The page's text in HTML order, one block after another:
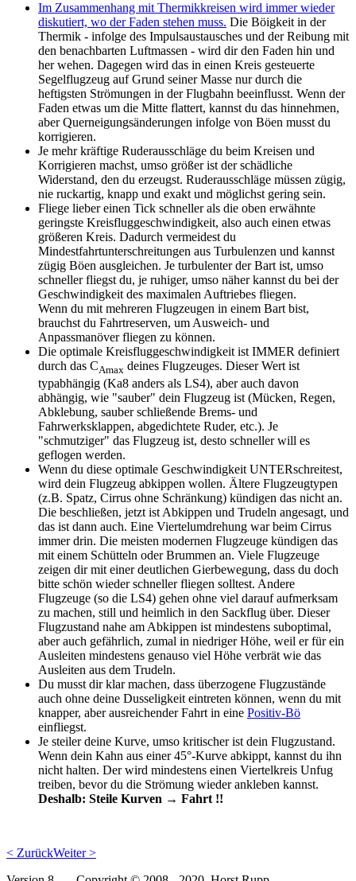
Im Zusammenhang mit Thermikkreisen wird immer wieder
diskutiert, wo der Faden stehen muss. Die Böigkeit in der
Thermik - infolge des Impulsaustausches und der Reibung mit
den benachbarten Luftmassen - wird dir den Faden hin und
her wehen. Dagegen wird das in einen Kreis gesteuerte
Segelflugzeug auf Grund seiner Masse nur durch die
heftigsten Strömungen in der Flugbahn beeinflusst. Wenn der
Faden etwas um die Mitte flattert, kannst du das hinnehmen,
aber Querneigungsänderungen infolge von Böen musst du
korrigieren.
Je mehr kräftige Ruderausschläge du beim Kreisen und
Korrigieren machst, umso größer ist der schädliche
Widerstand, den du erzeugst. Ruderausschläge müssen zügig,
nie ruckartig, knapp und exakt und möglichst gering sein.
Fliege lieber einen Tick schneller als die oben erwähnte
geringste Kreisfluggeschwindigkeit, also auch einen etwas
größeren Kreis. Dadurch vermeidest du
Mindestfahrtunterschreitungen aus Turbulenzen und kannst
zügig Böen ausgleichen. Je turbulenter der Bart ist, umso
schneller fliegst du, je ruhiger, umso näher kannst du bei der
Geschwindigkeit des maximalen Auftriebes fliegen.
Wenn du mit mehreren Flugzeugen in einem Bart bist,
brauchst du Fahrtreserven, um Ausweich- und
Anpassmanöver fliegen zu können.
Die optimale Kreisfluggeschwindigkeit ist IMMER definiert
durch das CAmax deines Flugzeuges. Dieser Wert ist
typabhängig (Ka8 anders als LS4), aber auch davon
abhängig, wie "sauber" dein Flugzeug ist (Mücken, Regen,
Abklebung, sauber schließende Brems- und
Fahrwerksklappen, abgedichtete Ruder, etc.). Je
"schmutziger" das Flugzeug ist, desto schneller will es
geflogen werden.
Wenn du diese optimale Geschwindigkeit UNTERschreitest,
wird dein Flugzeug abkippen wollen. Ältere Flugzeugtypen
(z.B. Spatz, Cirrus ohne Schränkung) kündigen das nicht an.
Die beschließen, jetzt ist Abkippen und Trudeln angesagt, und
das ist dann auch. Eine Viertelumdrehung war beim Cirrus
immer drin. Die meisten modernen Flugzeuge kündigen das
mit einem Schütteln oder Brummen an. Viele Flugzeuge
zeigen dir mit einer deutlichen Gierbewegung, dass du doch
bitte schön wieder schneller fliegen solltest. Andere
Flugzeuge (so die LS4) gehen ohne viel darauf aufmerksam
zu machen, still und heimlich in den Sackflug über. Dieser
Flugzustand nahe am Abkippen ist mindestens suboptimal,
aber auch gefährlich, zumal in niedriger Höhe, weil er für ein
Ausleiten mindestens genauso viel Höhe verbrät wie das
Ausleiten aus dem Trudeln.
Du musst dir klar machen, dass überzogene Flugzustände
auch ohne deine Dusseligkeit eintreten können, wenn du mit
knapper, aber ausreichender Fahrt in eine Positiv-Bö
einfliegst.
Je steiler deine Kurve, umso kritischer ist dein Flugzustand.
Wenn dein Kahn aus einer 45°-Kurve abkippt, kannst du ihn
nicht halten. Der wird mindestens einen Viertelkreis Unfug
treiben, bevor du die Strömung wieder ankleben kannst.
Deshalb: Steile Kurven → Fahrt !!
< ZurückWeiter >